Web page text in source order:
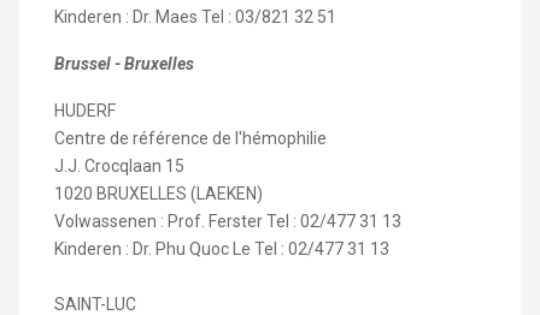
Kinderen : Dr. Maes Tel : 03/821 32 51
Brussel - Bruxelles
HUDERF
Centre de référence de l'hémophilie
J.J. Crocqlaan 15
1020 BRUXELLES (LAEKEN)
Volwassenen : Prof. Ferster Tel : 02/477 31 13
Kinderen : Dr. Phu Quoc Le Tel : 02/477 31 13
SAINT-LUC